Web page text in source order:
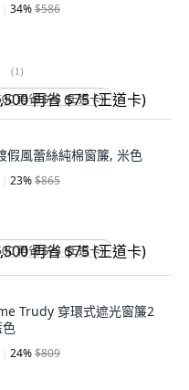
34%$586
(1)
再省 $75 (王道卡)
假風蕾絲純棉窗簾, 米色
23%$865
再省 $75 (王道卡)
Trudy 穿環式遮光窗簾2
24%$809